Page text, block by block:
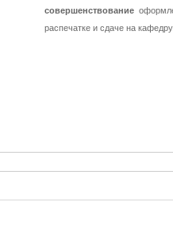
совершенствование
распечатке и сдаче на кафедру.